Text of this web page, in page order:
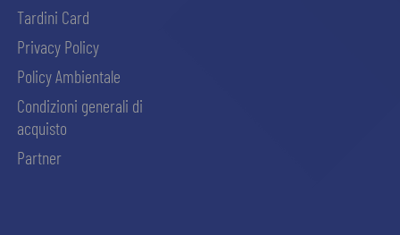
Tardini Card
Privacy Policy
Policy Ambientale
Condizioni generali di
acquisto
Partner